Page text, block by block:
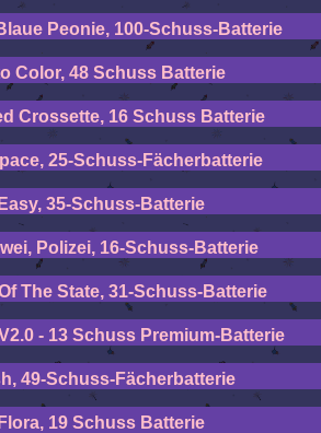
Peonie, 100-Schuss-Batterie
Color, 48 Schuss Batterie
Crossette, 16 Schuss Batterie
25-Schuss-Fächerbatterie
Easy, 35-Schuss-Batterie
Polizei, 16-Schuss-Batterie
The State, 31-Schuss-Batterie
- 13 Schuss Premium-Batterie
49-Schuss-Fächerbatterie
Flora, 19 Schuss Batterie